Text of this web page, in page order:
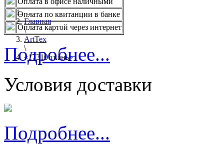
...
Главная
\
ArtTex
\
«17310 ткань»
Оплата по квитанции в банке
Оплата картой через интернет
Подробнее...
Условия доставки
Подробнее...